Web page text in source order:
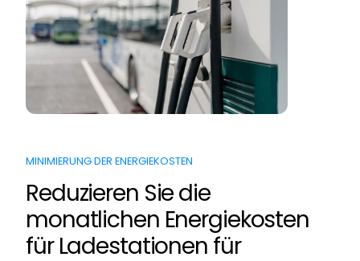
MINIMIERUNG DER ENERGIEKOSTEN
Reduzieren Sie die
monatlichen Energiekosten
für Ladestationen für